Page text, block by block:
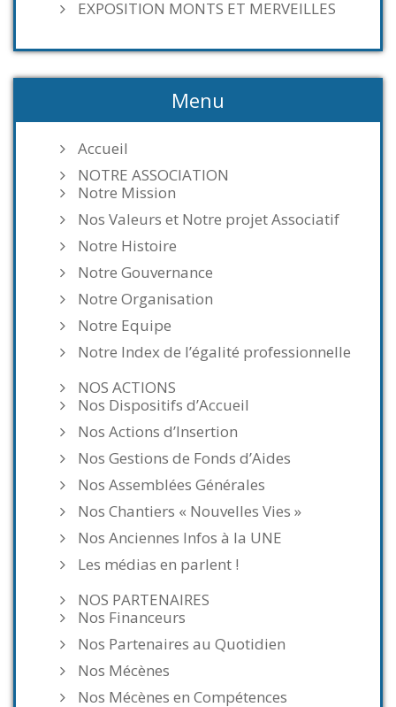
EXPOSITION MONTS ET MERVEILLES
Menu
Accueil
NOTRE ASSOCIATION
Notre Mission
Nos Valeurs et Notre projet Associatif
Notre Histoire
Notre Gouvernance
Notre Organisation
Notre Equipe
Notre Index de l’égalité professionnelle
NOS ACTIONS
Nos Dispositifs d’Accueil
Nos Actions d’Insertion
Nos Gestions de Fonds d’Aides
Nos Assemblées Générales
Nos Chantiers « Nouvelles Vies »
Nos Anciennes Infos à la UNE
Les médias en parlent !
NOS PARTENAIRES
Nos Financeurs
Nos Partenaires au Quotidien
Nos Mécènes
Nos Mécènes en Compétences